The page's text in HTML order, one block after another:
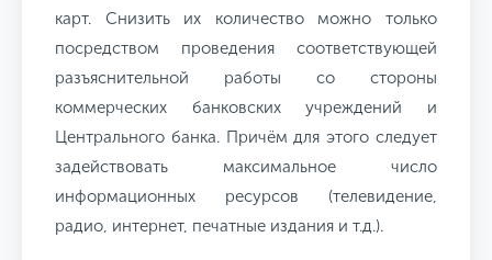
карт. Снизить их количество можно только
посредством проведения соответствующей
разъяснительной работы со стороны
коммерческих банковских учреждений и
Центрального банка. Причём для этого следует
задействовать максимальное число
информационных ресурсов (телевидение,
радио, интернет, печатные издания и т.д.).